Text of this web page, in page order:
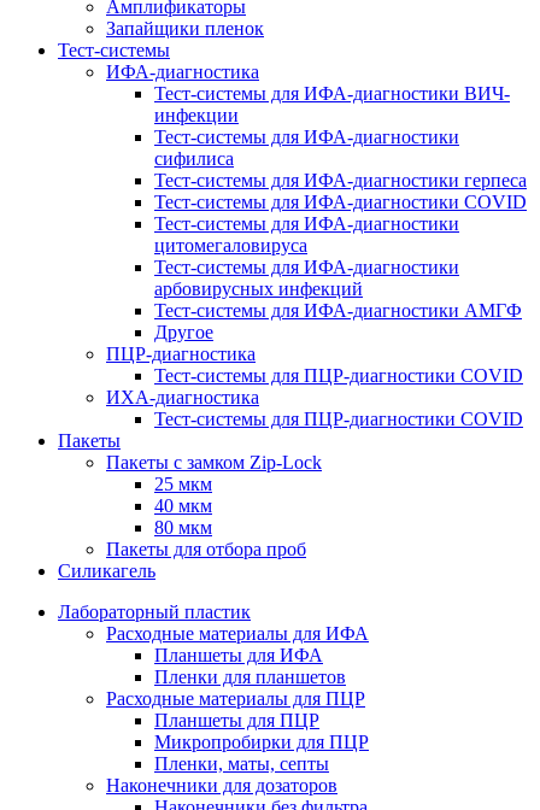
Амплификаторы
Запайщики пленок
Тест-системы
ИФА-диагностика
Тест-системы для ИФА-диагностики ВИЧ-
инфекции
Тест-системы для ИФА-диагностики
сифилиса
Тест-системы для ИФА-диагностики герпеса
Тест-системы для ИФА-диагностики COVID
Тест-системы для ИФА-диагностики
цитомегаловируса
Тест-системы для ИФА-диагностики
арбовирусных инфекций
Тест-системы для ИФА-диагностики АМГФ
Другое
ПЦР-диагностика
Тест-системы для ПЦР-диагностики COVID
ИХА-диагностика
Тест-системы для ПЦР-диагностики COVID
Пакеты
Пакеты с замком Zip-Lock
25 мкм
40 мкм
80 мкм
Пакеты для отбора проб
Силикагель
Лабораторный пластик
Расходные материалы для ИФА
Планшеты для ИФА
Пленки для планшетов
Расходные материалы для ПЦР
Планшеты для ПЦР
Микропробирки для ПЦР
Пленки, маты, септы
Наконечники для дозаторов